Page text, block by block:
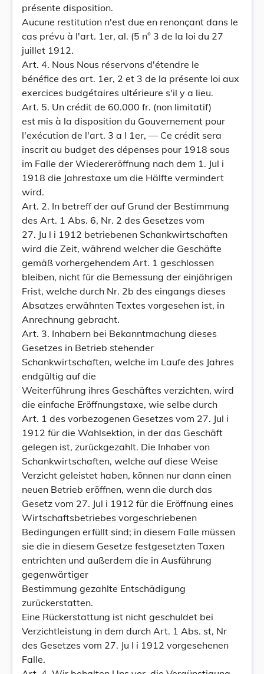
présente disposition.
Aucune restitution n'est due en renonçant dans le
cas prévu à l'art. 1er, al. (5 n° 3 de la loi du 27
juillet 1912.
Art. 4. Nous Nous réservons d'étendre le
bénéfice des art. 1er, 2 et 3 de la présente loi aux
exercices budgétaires ultérieure s'il y a lieu.
Art. 5. Un crédit de 60.000 fr. (non limitatif)
est mis à la disposition du Gouvernement pour
l'exécution de l'art. 3 a l 1er, — Ce crédit sera
inscrit au budget des dépenses pour 1918 sous
im Falle der Wiedereröffnung nach dem 1. Jul i
1918 die Jahrestaxe um die Hälfte vermindert
wird.
Art. 2. In betreff der auf Grund der Bestimmung
des Art. 1 Abs. 6, Nr. 2 des Gesetzes vom
27. Ju l i 1912 betriebenen Schankwirtschaften
wird die Zeit, während welcher die Geschäfte
gemäß vorhergehendem Art. 1 geschlossen
bleiben, nicht für die Bemessung der einjährigen
Frist, welche durch Nr. 2b des eingangs dieses
Absatzes erwähnten Textes vorgesehen ist, in
Anrechnung gebracht.
Art. 3. Inhabern bei Bekanntmachung dieses
Gesetzes in Betrieb stehender
Schankwirtschaften, welche im Laufe des Jahres
endgültig auf die
Weiterführung ihres Geschäftes verzichten, wird
die einfache Eröffnungstaxe, wie selbe durch
Art. 1 des vorbezogenen Gesetzes vom 27. Jul i
1912 für die Wahlsektion, in der das Geschäft
gelegen ist, zurückgezahlt. Die Inhaber von
Schankwirtschaften, welche auf diese Weise
Verzicht geleistet haben, können nur dann einen
neuen Betrieb eröffnen, wenn die durch das
Gesetz vom 27. Jul i 1912 für die Eröffnung eines
Wirtschaftsbetriebes vorgeschriebenen
Bedingungen erfüllt sind; in diesem Falle müssen
sie die in diesem Gesetze festgesetzten Taxen
entrichten und außerdem die in Ausführung
gegenwärtiger
Bestimmung gezahlte Entschädigung
zurückerstatten.
Eine Rückerstattung ist nicht geschuldet bei
Verzichtleistung in dem durch Art. 1 Abs. st, Nr
des Gesetzes vom 27. Ju l i 1912 vorgesehenen
Falle.